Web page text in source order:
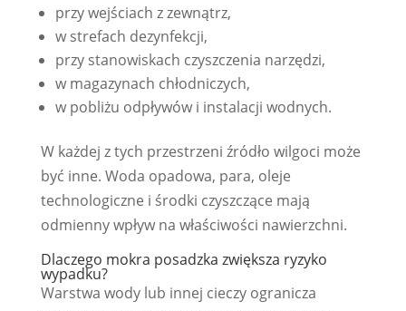
przy wejściach z zewnątrz,
w strefach dezynfekcji,
przy stanowiskach czyszczenia narzędzi,
w magazynach chłodniczych,
w pobliżu odpływów i instalacji wodnych.
W każdej z tych przestrzeni źródło wilgoci może
być inne. Woda opadowa, para, oleje
technologiczne i środki czyszczące mają
odmienny wpływ na właściwości nawierzchni.
Dlaczego mokra posadzka zwiększa ryzyko
wypadku?
Warstwa wody lub innej cieczy ogranicza